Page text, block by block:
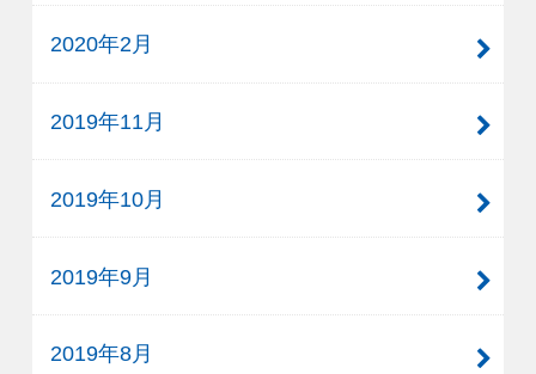
2020年2月
2019年11月
2019年10月
2019年9月
2019年8月